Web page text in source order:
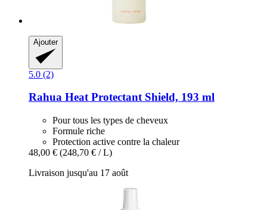
Ajouter
5.0 (2)
Rahua Heat Protectant Shield, 193 ml
Pour tous les types de cheveux
Formule riche
Protection active contre la chaleur
48,00 € (248,70 € / L)
Livraison jusqu'au 17 août